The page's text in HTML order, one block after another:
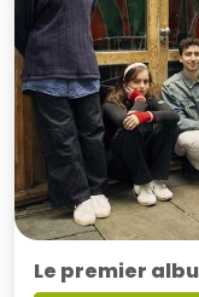
Le premier